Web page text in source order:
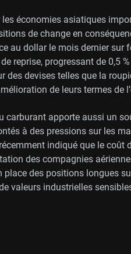
les économies asiatiques
de change en
au dollar le mois dernier sur
reprise, progressant de 0,5
des devises telles que la
de leurs termes de
carburant apporte aussi un
à des pressions sur les
indiqué que le coût
des compagnies
place des positions longues
valeurs industrielles